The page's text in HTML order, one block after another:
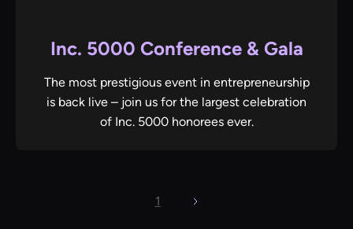
Inc. 5000 Conference & Gala
The most prestigious event in entrepreneurship
is back live – join us for the largest celebration
of Inc. 5000 honorees ever.
1